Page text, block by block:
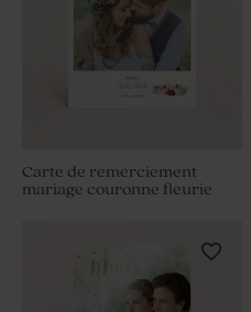
Carte de remerciement
mariage couronne fleurie